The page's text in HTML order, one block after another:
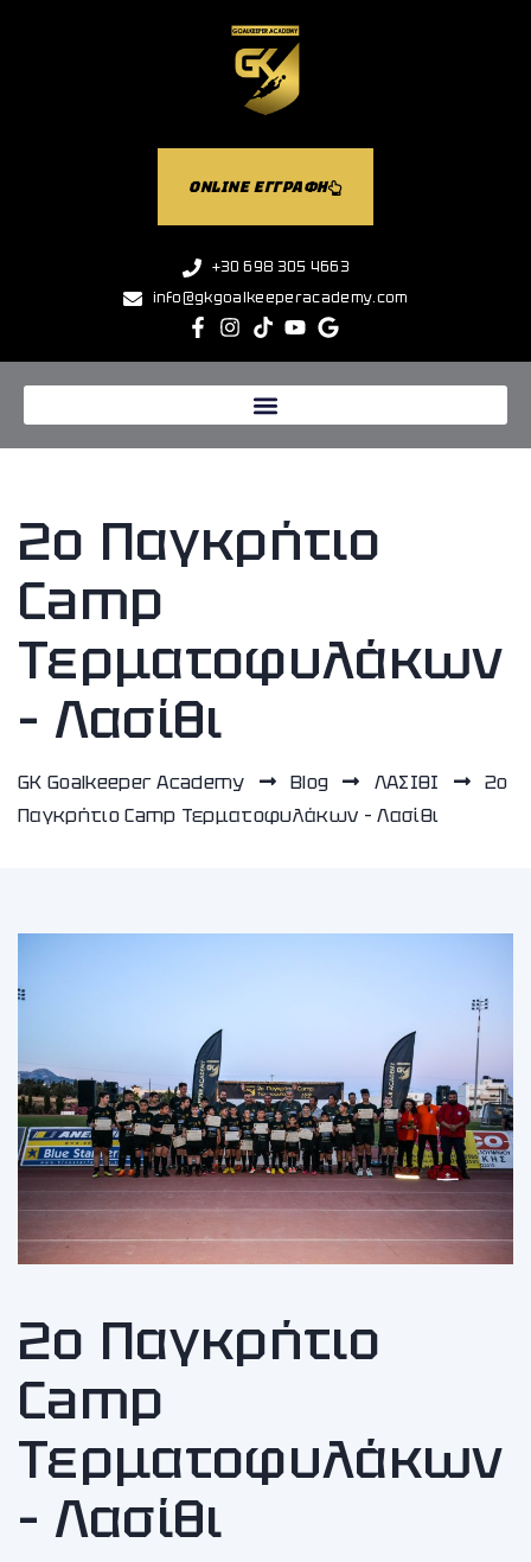
ONLINE ΕΓΓΡΑΦΗ
+30 698 305 4663
info@gkgoalkeeperacademy.com
2ο Παγκρήτιο
Camp
Τερματοφυλάκων
– Λασίθι
GK Goalkeeper Academy Blog ΛΑΣΙΘΙ
2ο
Παγκρήτιο Camp Τερματοφυλάκων – Λασίθι
2ο Παγκρήτιο
Camp
Τερματοφυλάκων
– Λασίθι